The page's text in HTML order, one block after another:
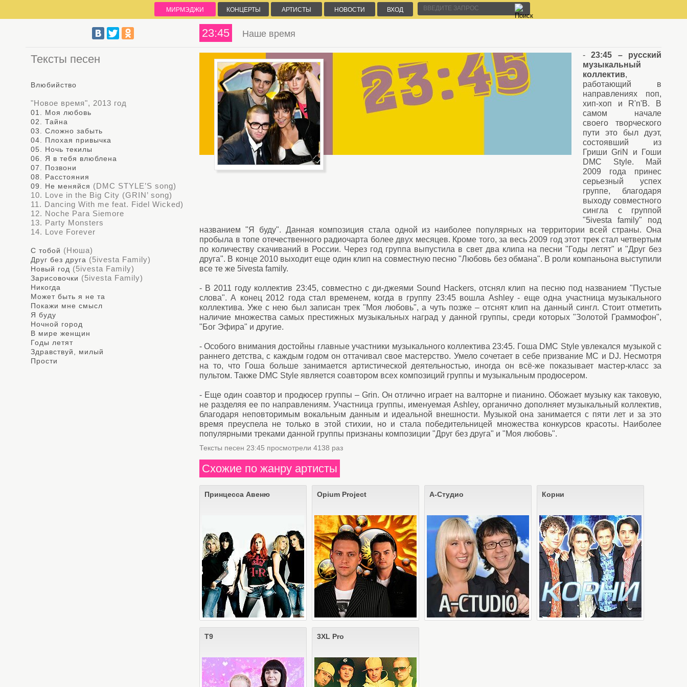
23:45 Наше время
-23:45 – русский
музыкальный
коллектив,
работающий в
направлениях поп,
хип-хоп и R'n'B. В
самом начале
своего творческого
пути это был дуэт,
состоявший из
Гриши GriN и Гоши
DMC Style. Май
2009 года принес
серьезный успех
группе, благодаря
выходу совместного
сингла с группой
"5ivesta family" под
названием "Я буду". Данная композиция стала одной из наиболее популярных на территории всей страны. Она
пробыла в топе отечественного радиочарта более двух месяцев. Кроме того, за весь 2009 год этот трек стал четвертым
по количеству скачиваний в России. Через год группа выпустила в свет два клипа на песни "Годы летят" и "Друг без
друга". В конце 2010 выходит еще один клип на совместную песню "Любовь без обмана". В роли компаньона выступили
все те же 5ivesta family.
- В 2011 году коллектив 23:45, совместно с ди-джеями Sound Hackers, отснял клип на песню под названием "Пустые
слова". А конец 2012 года стал временем, когда в группу 23:45 вошла Ashley - еще одна участница музыкального
коллектива. Уже с нею был записан трек "Моя любовь", а чуть позже – отснят клип на данный сингл. Стоит отметить
наличие множества самых престижных музыкальных наград у данной группы, среди которых "Золотой Граммофон",
"Бог Эфира" и другие.
- Особого внимания достойны главные участники музыкального коллектива 23:45. Гоша DMC Style увлекался музыкой с
раннего детства, с каждым годом он оттачивал свое мастерство. Умело сочетает в себе призвание MC и DJ. Несмотря
на то, что Гоша больше занимается артистической деятельностью, иногда он всё-же показывает мастер-класс за
пультом. Также DMC Style является соавтором всех композиций группы и музыкальным продюсером.
- Еще один соавтор и продюсер группы – Grin. Он отлично играет на валторне и пианино. Обожает музыку как таковую,
не разделяя ее по направлениям. Участница группы, именуемая Ashley, органично дополняет музыкальный коллектив,
благодаря неповторимым вокальным данным и идеальной внешности. Музыкой она занимается с пяти лет и за это
время преуспела не только в этой стихии, но и стала победительницей множества конкурсов красоты. Наиболее
популярными треками данной группы признаны композиции "Друг без друга" и "Моя любовь".
Тексты песен 23:45 просмотрели 4138 раз
Схожие по жанру артисты
Принцесса Авеню Opium Project А-Студио Корни
Т9 3XL Pro
Тексты песен
Влюбийство
"Новое время", 2013 год
01. Моя любовь
02. Тайна
03. Сложно забыть
04. Плохая привычка
05. Ночь текилы
06. Я в тебя влюблена
07. Позвони
08. Расстояния
09. Не меняйся (DMC STYLE’S song)
10. Love in the Big City (GRIN’ song)
11. Dancing With me feat. Fidel Wicked)
12. Noche Para Siemore
13. Party Monsters
14. Love Forever
С тобой (Нюша)
Друг без друга (5ivesta Family)
Новый год (5ivesta Family)
Зарисовочки (5ivesta Family)
Никогда
Может быть я не та
Покажи мне смысл
Я буду
Ночной город
В мире женщин
Годы летят
Здравствуй, милый
Прости
МИРМЭДЖИ КОНЦЕРТЫ АРТИСТЫ НОВОСТИ ВХОД